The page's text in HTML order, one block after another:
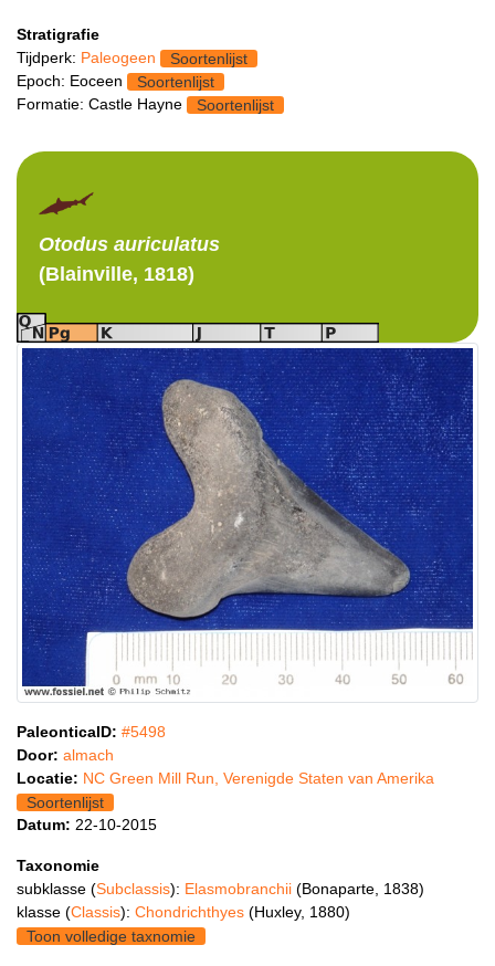
Stratigrafie
Tijdperk: Paleogeen
Soortenlijst
Epoch: Eoceen
Soortenlijst
Formatie: Castle Hayne
Soortenlijst
Otodus auriculatus
(Blainville, 1818)
PaleonticaID: #5498
Door: almach
Locatie: NC Green Mill Run, Verenigde Staten van Amerika
Soortenlijst
Datum: 22-10-2015
Taxonomie
subklasse (Subclassis): Elasmobranchii (Bonaparte, 1838)
klasse (Classis): Chondrichthyes (Huxley, 1880)
Toon volledige taxnomie